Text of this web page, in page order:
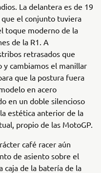
La delantera es de 19
que el conjunto tuviera
toque moderno de la
de la R1. A
retrasados que
y cambiamos el manillar
que la postura fuera
en acero
en un doble silencioso
estética anterior de la
propio de las MotoGP.
café racer aún
de asiento sobre el
caja de la batería de la